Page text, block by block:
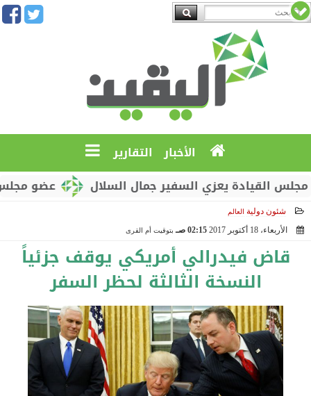
الأخبار التقارير
عضو مجلس
يعزي السفير جمال السلال
شئون دولية العالم
الأربعاء، 18 أكتوبر 2017 02:15 صـ بتوقيت أم القرى
قاض فيدرالي أمريكي يوقف جزئياً
النسخة الثالثة لحظر السفر